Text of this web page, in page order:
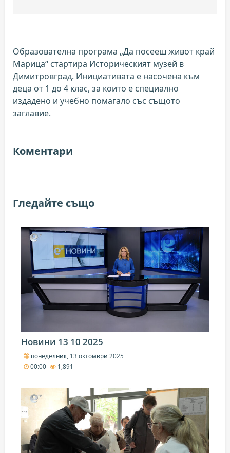
Образователна програма „Да посееш живот край
Марица“ стартира Историческият музей в
Димитровград. Инициативата е насочена към
деца от 1 до 4 клас, за които е специално
издадено и учебно помагало със същото
заглавие.
Коментари
Гледайте също
Новини 13 10 2025
понеделник, 13 октомври 2025
00:00
1,891